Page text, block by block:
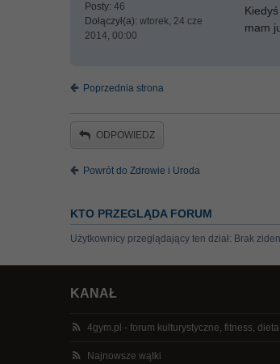
Posty: 46
Dołączył(a): wtorek, 24 cze
2014, 00:00
mam
Poprzednia strona
ODPOWIEDZ
Powrót do Zdrowie i Uroda
KTO PRZEGLĄDA FORUM
Użytkownicy przeglądający ten dział: Brak
KANAŁ
4gym.pl - forum kulturystyczne, fitness,
Najnowsze wątki